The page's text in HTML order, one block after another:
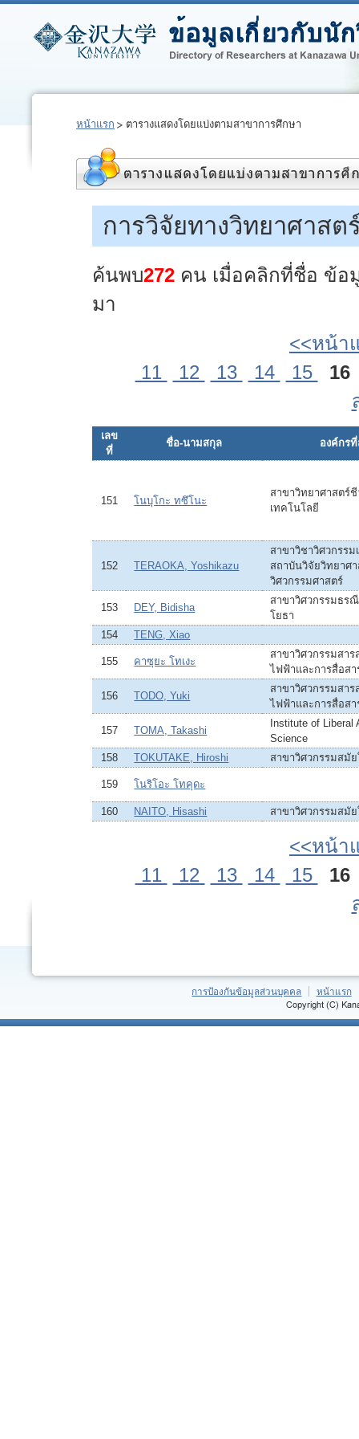
หน้าแรก ตารางแสดงโดยแบ่งตามสาขาการศึกษา
การวิจัยทางวิทยาศาสต
ค้นพบ272 คน เมื่อคลิกที่ชื่อ ข้อ
มา
<<หน้า
11
12 13 14 15
16
เลข
ที่
ชื่อ-นามสกุล องค์กร
151 โนบุโกะ ทซึโนะ
สาขาวิทยาศาสตร์
เทคโนโลยี
152 TERAOKA, Yoshikazu
สาขาวิชาวิศวกรรม
สถาบันวิจัยวิทยาศ
วิศวกรรมศาสตร์
153 DEY, Bidisha
สาขาวิศวกรรมธร
โยธา
154
TENG, Xiao
155 คาซุยะ โทเงะ
สาขาวิศวกรรมสาร
ไฟฟ้าและการสื่อสา
156 TODO, Yuki
สาขาวิศวกรรมสาร
ไฟฟ้าและการสื่อสา
157 TOMA, Takashi
Institute of Liberal
Science
158
TOKUTAKE, Hiroshi สาขาวิศวกรรมสมั
159 โนริโอะ โทคุดะ
160 NAITO, Hisashi สาขาวิศวกรรมสมั
<<หน้า
11
12 13 14 15
16
การป้องกันข้อมูลส่วนบุคคล หน้าแรก